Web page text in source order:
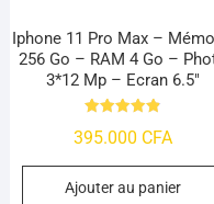
Iphone 11 Pro Max –
256 Go – RAM 4 Go –
3*12 Mp – Ecran 6.5″
4.9
395.000 CFA
Ajouter au panier